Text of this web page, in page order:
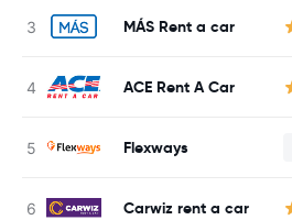
MÁS Rent a car
ACE Rent A Car
Flexways
Carwiz rent a car